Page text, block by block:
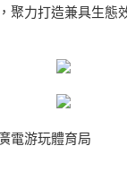
聚力打造兼具生態
電游玩體育局